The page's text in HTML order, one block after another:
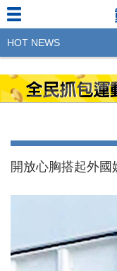
開放心胸搭起外
HOT NEWS
2023行銷傳播傑
更創新及具影響力
2022行銷傳播傑
2023台灣民生快
牌足跡贏家